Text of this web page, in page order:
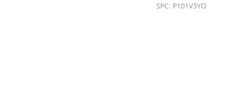
SPC: P101V3YO